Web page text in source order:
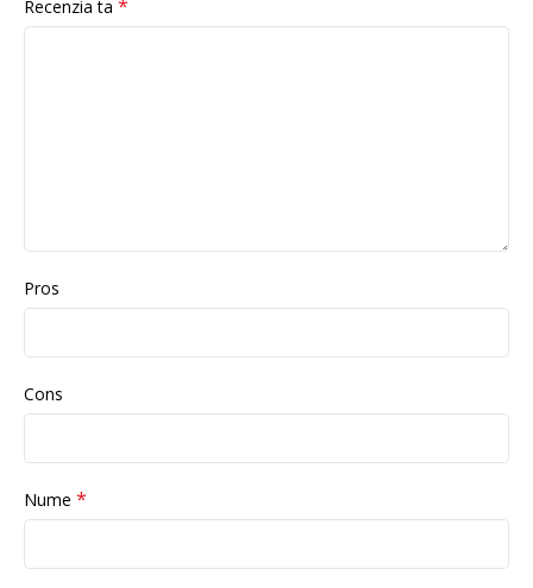
Recenzia ta *
Pros
Cons
Nume *